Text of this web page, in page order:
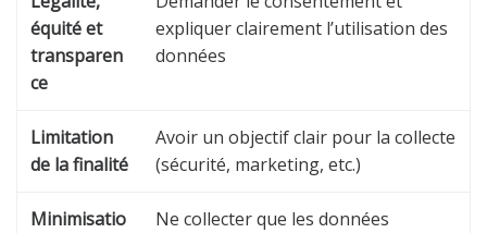
équité et
transparen
ce
expliquer clairement l’utilisation des
données
Limitation
de la finalité
Avoir un objectif clair pour la collecte
(sécurité, marketing, etc.)
Minimisatio
Ne collecter que les données